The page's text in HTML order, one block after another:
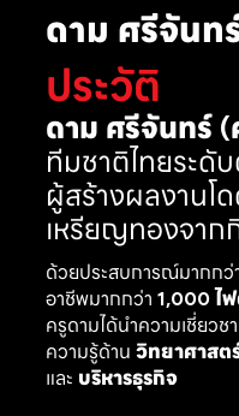
ดาม ศรีจันท
ประวัติ
ดาม ศรีจันทร์
ทีมชาติไทยระดั
ผู้สร้างผลงานโ
เหรียญทองจาก
ด้วยประสบการณ์มากกว่
อาชีพมากกว่า 1,000 ไ
ครูดามได้นำความเชี่ยว
ความรู้ด้าน วิทยาศาสต
และ บริหารธุรกิจ